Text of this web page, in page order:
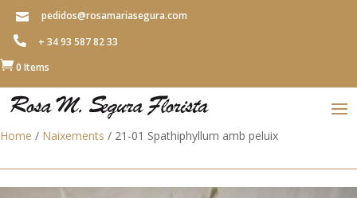
 pedidos@rosamariasegura.com

+ 34 93 587 82 33
0 Items
Home / Naixements / 21-01 Spathiphyllum amb peluix